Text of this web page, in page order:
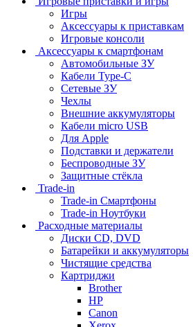
Игры
Аксессуары к приставкам
Игровые консоли
Аксессуары к смартфонам
Автомобильные ЗУ
Кабели Type-C
Сетевые ЗУ
Чехлы
Внешние аккумуляторы
Кабели micro USB
Для Apple
Подставки и держатели
Беспроводные ЗУ
Защитные стёкла
Trade-in
Trade-in Смартфоны
Trade-in Ноутбуки
Расходные материалы
Диски CD, DVD
Батарейки и аккумуляторы
Чистящие средства
Картриджи
Brother
HP
Canon